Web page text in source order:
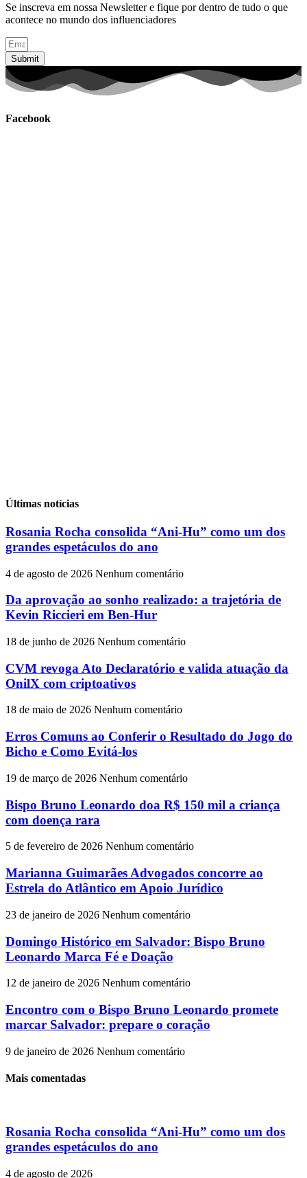
Se inscreva em nossa Newsletter e fique por dentro de tudo o que
acontece no mundo dos influenciadores
Submit
Facebook
Últimas notícias
Rosania Rocha consolida “Ani-Hu” como um dos
grandes espetáculos do ano
4 de agosto de 2026 Nenhum comentário
Da aprovação ao sonho realizado: a trajetória de
Kevin Riccieri em Ben-Hur
18 de junho de 2026 Nenhum comentário
CVM revoga Ato Declaratório e valida atuação da
OnilX com criptoativos
18 de maio de 2026 Nenhum comentário
Erros Comuns ao Conferir o Resultado do Jogo do
Bicho e Como Evitá-los
19 de março de 2026 Nenhum comentário
Bispo Bruno Leonardo doa R$ 150 mil a criança
com doença rara
5 de fevereiro de 2026 Nenhum comentário
Marianna Guimarães Advogados concorre ao
Estrela do Atlântico em Apoio Jurídico
23 de janeiro de 2026 Nenhum comentário
Domingo Histórico em Salvador: Bispo Bruno
Leonardo Marca Fé e Doação
12 de janeiro de 2026 Nenhum comentário
Encontro com o Bispo Bruno Leonardo promete
marcar Salvador: prepare o coração
9 de janeiro de 2026 Nenhum comentário
Mais comentadas
Rosania Rocha consolida “Ani-Hu” como um dos
grandes espetáculos do ano
4 de agosto de 2026